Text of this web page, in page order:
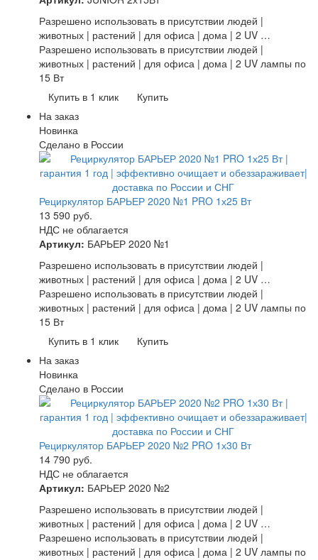
Разрешено использовать в присутствии людей |
животных | растений | для офиса | дома | 2 UV …
Разрешено использовать в присутствии людей |
животных | растений | для офиса | дома | 2 UV лампы по
15 Вт
Купить в 1 клик
Купить
На заказ
Новинка
Сделано в России
Рециркулятор БАРЬЕР 2020 №1 PRO 1х25 Вт
13 590 руб.
НДС не облагается
Артикул: БАРЬЕР 2020 №1
Разрешено использовать в присутствии людей |
животных | растений | для офиса | дома | 2 UV …
Разрешено использовать в присутствии людей |
животных | растений | для офиса | дома | 2 UV лампы по
15 Вт
Купить в 1 клик
Купить
На заказ
Новинка
Сделано в России
Рециркулятор БАРЬЕР 2020 №2 PRO 1х30 Вт
14 790 руб.
НДС не облагается
Артикул: БАРЬЕР 2020 №2
Разрешено использовать в присутствии людей |
животных | растений | для офиса | дома | 2 UV …
Разрешено использовать в присутствии людей |
животных | растений | для офиса | дома | 2 UV лампы по